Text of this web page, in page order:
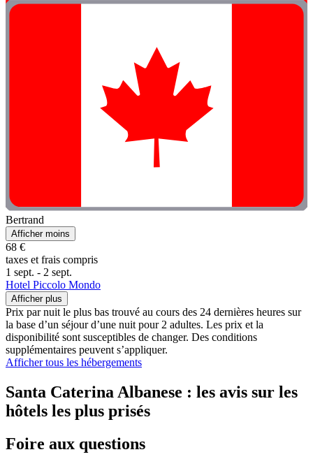
Bertrand
Afficher moins
68 €
taxes et frais compris
1 sept. - 2 sept.
Hotel Piccolo Mondo
Afficher plus
Prix par nuit le plus bas trouvé au cours des 24 dernières heures sur
la base d’un séjour d’une nuit pour 2 adultes. Les prix et la
disponibilité sont susceptibles de changer. Des conditions
supplémentaires peuvent s’appliquer.
Afficher tous les hébergements
Santa Caterina Albanese : les avis sur les
hôtels les plus prisés
Foire aux questions